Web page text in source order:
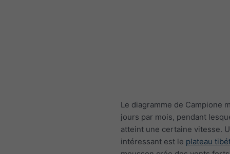
Le diagramme de Campione
jours par mois, pendant
atteint une certaine vitesse.
intéressant est le plateau